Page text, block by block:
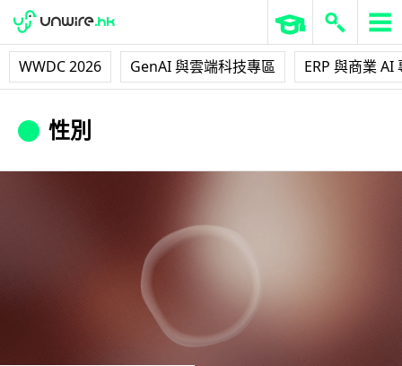
WWDC 2026 GenAI 與雲端科技專區 ERP 與商業 AI
性別